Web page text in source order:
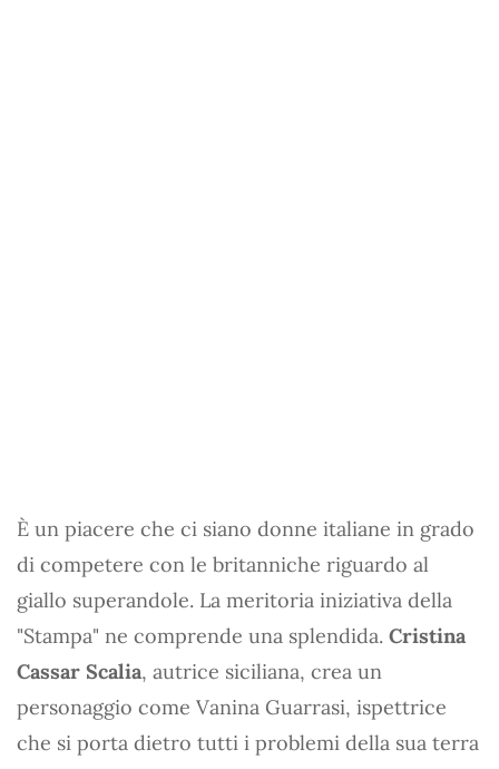
È un piacere che ci siano donne italiane in grado
di competere con le britanniche riguardo al
giallo superandole. La meritoria iniziativa della
"Stampa" ne comprende una splendida. Cristina
Cassar Scalia, autrice siciliana, crea un
personaggio come Vanina Guarrasi, ispettrice
che si porta dietro tutti i problemi della sua terra